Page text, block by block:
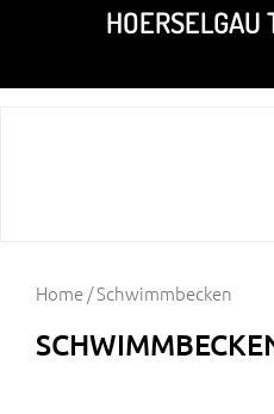
springen
HOERSELGAU
Home/ Schwimmbecken